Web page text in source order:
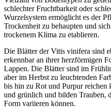
schlechter Fruchtbarkeit oder
Wurzelsystem ermöglicht es der
Trockenheit zu behaupten und
trockenem Klima zu etablieren.
Die Blätter der Vitis vinifera sind
erkennbar an ihrer herzförmigen
Lappen. Die Blätter sind im
aber im Herbst zu leuchtenden
bis hin zu Rot und Purpur
und grünlich und bilden Trauben,
Form variieren können.